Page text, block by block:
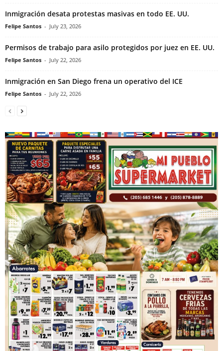
Inmigración desata protestas masivas en todo EE. UU.
Felipe Santos - July 23, 2026
Permisos de trabajo para asilo protegidos por juez en EE. UU.
Felipe Santos - July 22, 2026
Inmigración en San Diego frena un operativo del ICE
Felipe Santos - July 22, 2026